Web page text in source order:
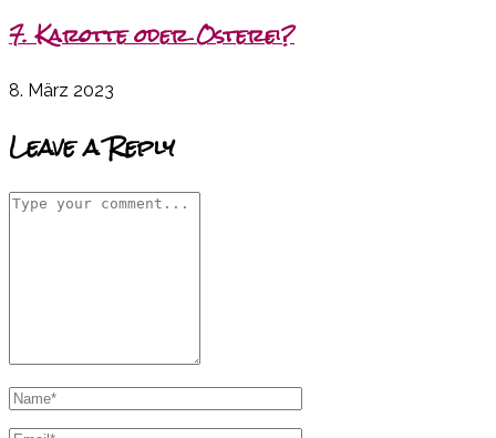
7. Karotte oder Osterei?
8. März 2023
Leave a Reply